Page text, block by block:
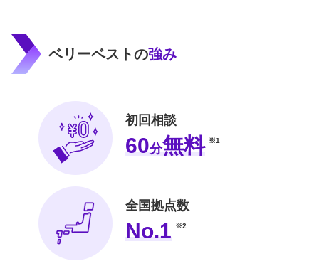
ベリーベストの強み
初回相談
60分無料 ※1
全国拠点数
No.1 ※2